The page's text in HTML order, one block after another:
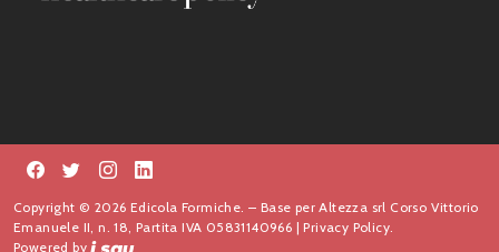
Copyright © 2026 Edicola Formiche. – Base per Altezza srl Corso Vittorio
Emanuele II, n. 18, Partita IVA 05831140966 |Privacy Policy.
Powered by